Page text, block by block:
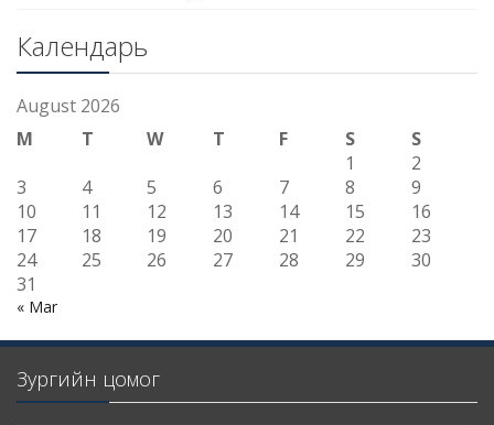
Календарь
August 2026
M
T W T F S
S
1
2
3
4 5 6 7 8
9
10
11 12 13 14 15
16
17
18 19 20 21 22
23
24
25 26 27 28 29
30
31
« Mar
Зургийн цомог